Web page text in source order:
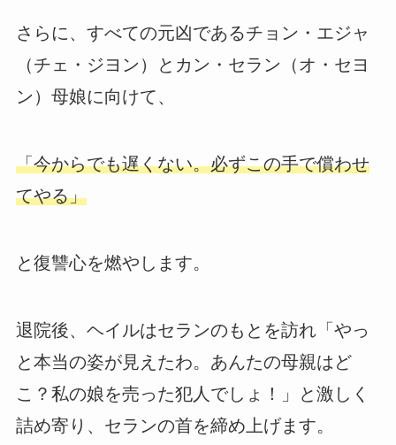
さらに、すべての元凶であるチョン・エジャ
（チェ・ジヨン）とカン・セラン（オ・セヨ
ン）母娘に向けて、
「今からでも遅くない。必ずこの手で償わせ
てやる」
と復讐心を燃やします。
退院後、ヘイルはセランのもとを訪れ「やっ
と本当の姿が見えたわ。あんたの母親はど
こ？私の娘を売った犯人でしょ！」と激しく
詰め寄り、セランの首を締め上げます。